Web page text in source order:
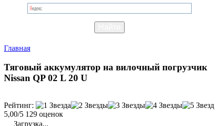
Главная
Тяговый аккумулятор на вилочный погрузчик
Nissan QP 02 L 20 U
Рейтинг:
5,00/5 129 оценок
Загрузка...